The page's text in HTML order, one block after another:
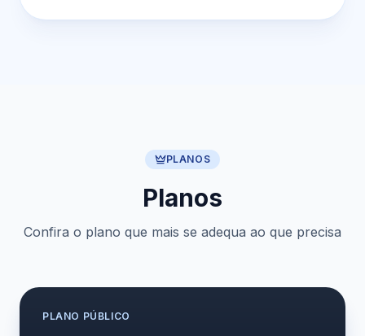
PLANOS
Planos
Confira o plano que mais se adequa ao que precisa
PLANO PÚBLICO